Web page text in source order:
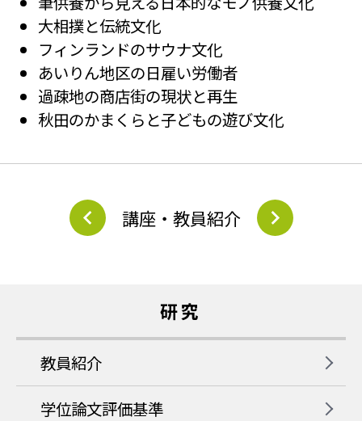
大相撲と伝統文化
フィンランドのサウナ文化
あいりん地区の日雇い労働者
過疎地の商店街の現状と再生
秋田のかまくらと子どもの遊び文化
講座・教員紹介
研究
教員紹介
学位論文評価基準